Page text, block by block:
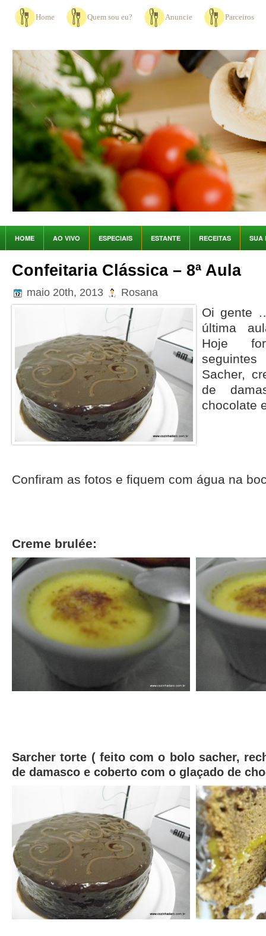
Home Quem sou eu? Anuncie Parceiros
HOME AO VIVO ESPECIAIS ESTANTE RECEITAS SUA
Confeitaria Clássica – 8ª Aula
maio 20th, 2013 Rosana
Oi gente
última
Hoje
Sacher,
de
chocolate
Confiram as fotos e fiquem com água na
Creme brulée:
Sarcher torte ( feito com o bolo sacher,
de damasco e coberto com o glaçado de